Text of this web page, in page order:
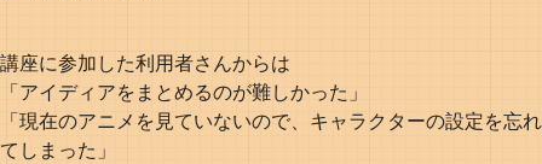
講座に参加した利用者さんからは
「アイディアをまとめるのが難しかった」
「現在のアニメを見ていないので、キャラクターの設定を忘れ
てしまった」